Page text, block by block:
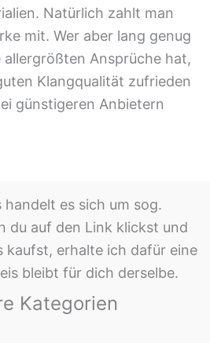
Natürlich zahlt man
mit. Wer aber lang genug
Ansprüche hat,
Klangqualität zufrieden
günstigeren Anbietern
handelt es sich um sog.
du auf den Link klickst und
kaufst, erhalte ich dafür eine
bleibt für dich derselbe.
Kategorien